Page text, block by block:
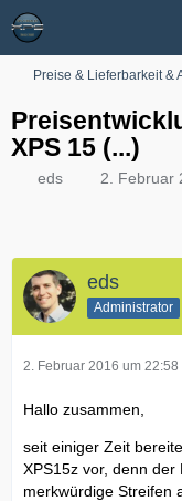
Preise & Lieferbarkeit &
XPS 15 (...)
eds 2. Februar
eds
Administrator
2. Februar 2016 um 22:58
Hallo zusammen,
seit einiger Zeit
XPS15z vor, denn
merkwürdige Streifen